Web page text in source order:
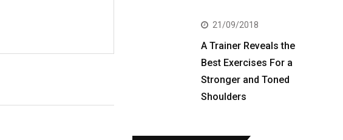
21/09/2018
A Trainer Reveals the
Best Exercises For a
Stronger and Toned
Shoulders